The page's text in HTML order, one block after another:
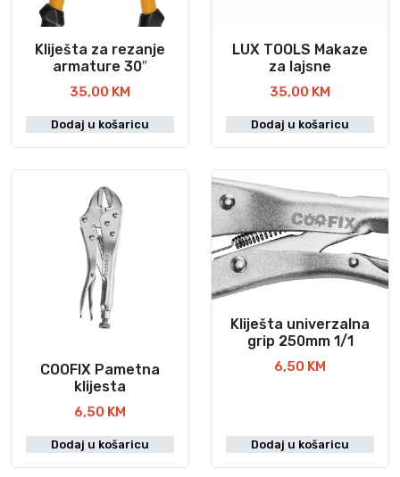
Kliješta za rezanje
armature 30″
35,00 KM
Dodaj u košaricu
LUX TOOLS Makaze
za lajsne
35,00 KM
Dodaj u košaricu
COOFIX Pametna
klijesta
6,50 KM
Dodaj u košaricu
Kliješta univerzalna
grip 250mm 1/1
6,50 KM
Dodaj u košaricu